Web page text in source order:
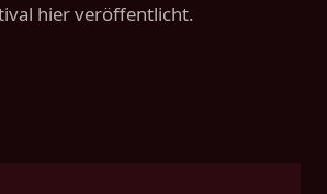
hier veröffentlicht.